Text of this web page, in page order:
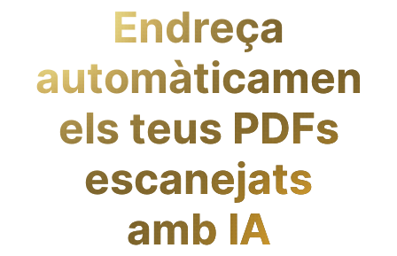
Endreça
automàticament
els teus PDFs
escanejats
amb IA